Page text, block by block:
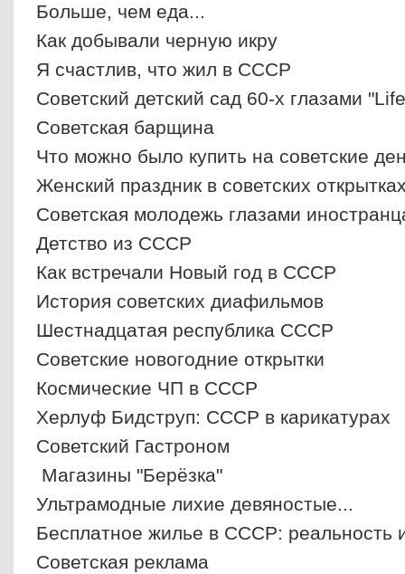
Больше, чем еда...
Как добывали черную икру
Я счастлив, что жил в СССР
Cоветский детский сад 60-х глазами
Советская барщина
Что можно было купить на советские
Женский праздник в советских
Советская молодежь глазами
Детство из СССР
Как встречали Новый год в СССР
История советских диафильмов
Шестнадцатая республика СССР
Советские новогодние открытки
Космические ЧП в СССР
Херлуф Бидструп: СССР в карикатурах
Советский Гастроном
Магазины "Берёзка"
Ультрамодные лихие девяностые...
Бесплатное жилье в СССР: реальность
Советская реклама